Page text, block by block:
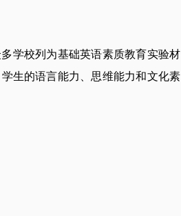
学校列为基础英语素质教育实验材
生的语言能力、思维能力和文化素